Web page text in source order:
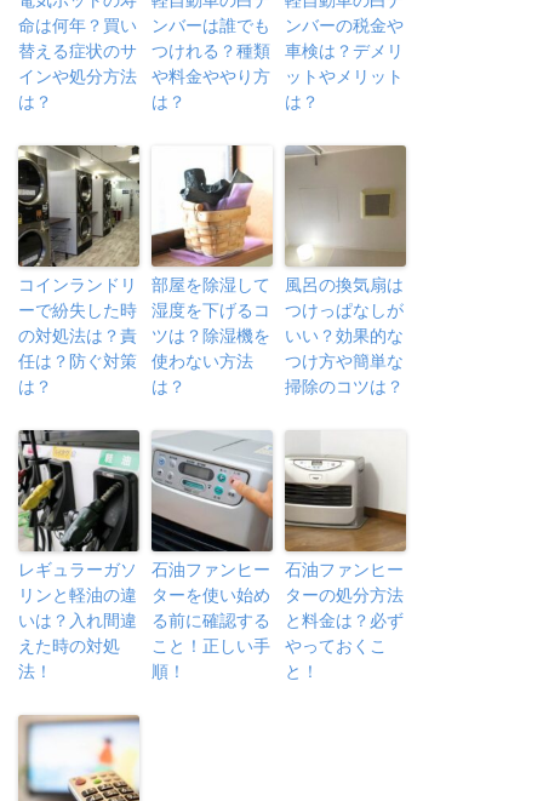
命は何年？買い
替える症状のサ
インや処分方法
は？
ンバーは誰でも
つけれる？種類
や料金ややり方
は？
ンバーの税金や
車検は？デメリ
ットやメリット
は？
コインランドリ
ーで紛失した時
の対処法は？責
任は？防ぐ対策
は？
部屋を除湿して
湿度を下げるコ
ツは？除湿機を
使わない方法
は？
風呂の換気扇は
つけっぱなしが
いい？効果的な
つけ方や簡単な
掃除のコツは？
レギュラーガソ
リンと軽油の違
いは？入れ間違
えた時の対処
法！
石油ファンヒー
ターを使い始め
る前に確認する
こと！正しい手
順！
石油ファンヒー
ターの処分方法
と料金は？必ず
やっておくこ
と！